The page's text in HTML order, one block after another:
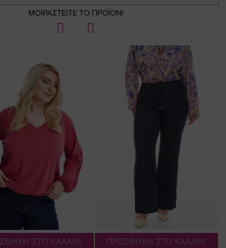
ΜΟΙΡΑΣΤΕΙΤΕ ΤΟ ΠΡΟΪΟΝ!
ΣΤΟ ΚΑΛΑΘΙ ΠΡΟΣΘΗΚΗ ΣΤΟ ΚΑΛΑΘΙ